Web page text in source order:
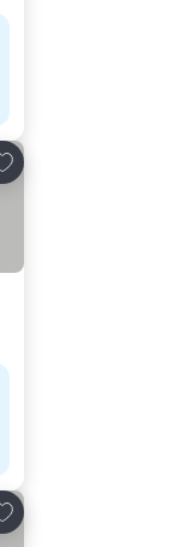
aos favoritos
aos favoritos